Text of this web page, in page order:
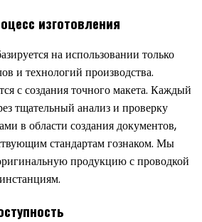
изготовления
на использовании только
и технологий производства.
с создания точного макета. Каждый
тщательный анализ и проверку
в области создания документов,
стандартам гознаком. Мы
продукцию с проводкой